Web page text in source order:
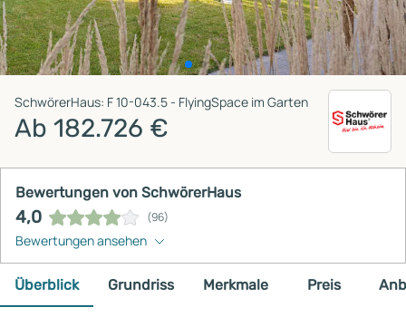
SchwörerHaus: F 10-043.5 - FlyingSpace im Garten
Ab 182.726 €
Bewertungen von SchwörerHaus
4,0 (96)
Bewertungen ansehen
Überblick Grundriss Merkmale Preis